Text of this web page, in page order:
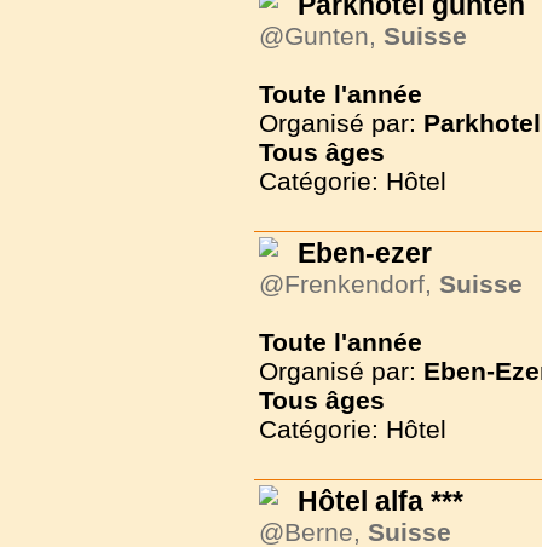
@Gunten, Suisse
Toute l'année
Organisé par:
Tous âges
Catégorie: Hôtel
Eben-ezer
@Frenkendorf, Suisse
Toute l'année
Organisé par: Eben-
Tous âges
Catégorie: Hôtel
Hôtel alfa ***
@Berne, Suisse